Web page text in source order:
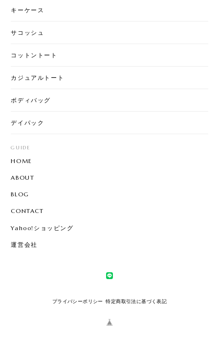
キーケース
サコッシュ
コットントート
カジュアルトート
ボディバッグ
デイパック
GUIDE
HOME
ABOUT
BLOG
CONTACT
Yahoo!ショッピング
運営会社
プライバシーポリシー 特定商取引法に基づく表記